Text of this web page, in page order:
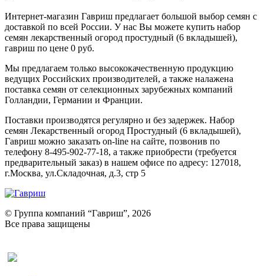
Интернет-магазин Гавриш предлагает большой выбор семян с
доставкой по всей России. У нас Вы можете купить набор
семян лекарственный огород простудный (6 вкладышей),
гавриш по цене 0 руб.
Мы предлагаем только высококачественную продукцию
ведущих Российских производителей, а также налажена
поставка семян от селекционных зарубежных компаний
Голландии, Германии и Франции.
Поставки производятся регулярно и без задержек. Набор
семян Лекарственный огород Простудный (6 вкладышей),
Гавриш можно заказать on-line на сайте, позвонив по
телефону 8-495-902-77-18, а также приобрести (требуется
предварительный заказ) в нашем офисе по адресу: 127018,
г.Москва, ул.Складочная, д.3, стр 5
© Группа компаний “Гавриш”, 2026
Все права защищены